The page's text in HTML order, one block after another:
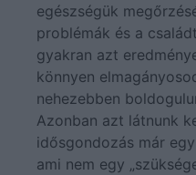
egészségük
problémák és a
gyakran azt
könnyen
nehezebben
Azonban azt látnunk
idősgondozás már
ami nem egy